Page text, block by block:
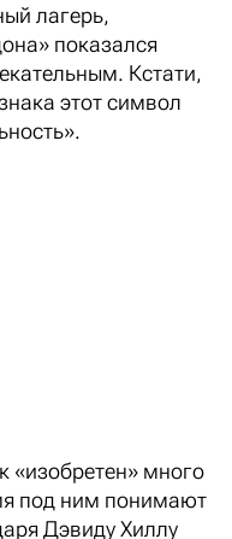
лагерь,
показался
Кстати,
этот символ
«изобретен» много
под ним понимают
Дэвиду Хиллу